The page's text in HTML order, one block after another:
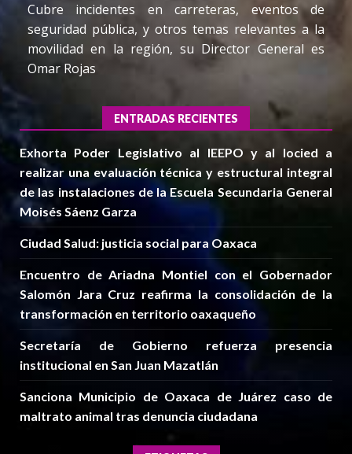
Cubre incidentes en carreteras, eventos de
seguridad pública, y otros temas relevantes a la
movilidad en la región, su Director General es
Omar Rojas
ENTRADAS RECIENTES
Exhorta Poder Legislativo al IEEPO y al Iocied a
realizar una evaluación técnica y estructural integral
de las instalaciones de la Escuela Secundaria General
Moisés Sáenz Garza
Ciudad Salud: justicia social para Oaxaca
Encuentro de Ariadna Montiel con el Gobernador
Salomón Jara Cruz reafirma la consolidación de la
transformación en territorio oaxaqueño
Secretaría de Gobierno refuerza presencia
institucional en San Juan Mazatlán
Sanciona Municipio de Oaxaca de Juárez caso de
maltrato animal tras denuncia ciudadana